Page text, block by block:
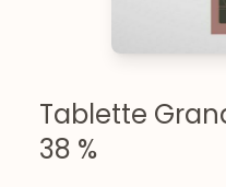
Tablette
38 %